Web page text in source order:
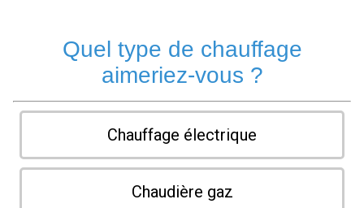
Quel type de chauffage
aimeriez-vous ?
Chauffage électrique
Chaudière gaz